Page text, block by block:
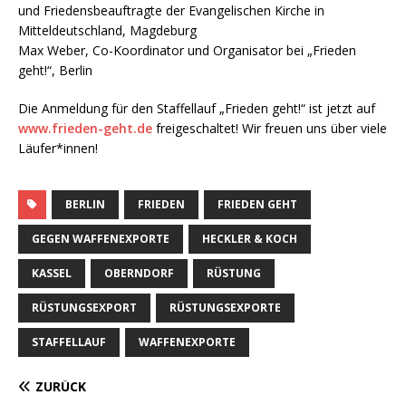
und Friedensbeauftragte der Evangelischen Kirche in
Mitteldeutschland, Magdeburg
Max Weber, Co-Koordinator und Organisator bei „Frieden
geht!“, Berlin
Die Anmeldung für den Staffellauf „Frieden geht!“ ist jetzt auf
www.frieden-geht.de freigeschaltet! Wir freuen uns über viele
Läufer*innen!
BERLIN FRIEDEN FRIEDEN GEHT
GEGEN WAFFENEXPORTE HECKLER & KOCH
KASSEL OBERNDORF RÜSTUNG
RÜSTUNGSEXPORT RÜSTUNGSEXPORTE
STAFFELLAUF WAFFENEXPORTE
ZURÜCK